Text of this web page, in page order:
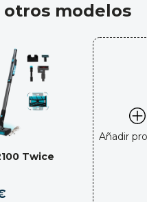
otros modelos
Twice
Añadir